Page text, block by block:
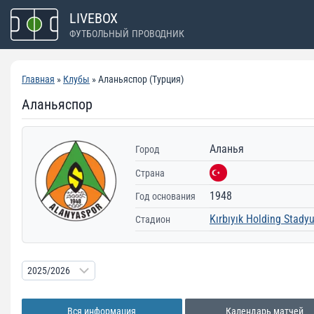
Перейти
содержимому
LIVEBOX
ФУТБОЛЬНЫЙ ПРОВОДНИК
Главная » Клубы » Аланьяспор (Турция)
Аланьяспор
Город Аланья
Страна
Год основания 1948
Стадион Kırbıyık Holding
Вся информация Календарь матчей